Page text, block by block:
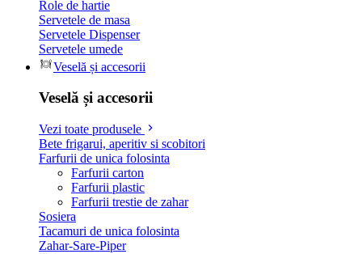
Role de hartie
Servetele de masa
Servetele Dispenser
Servetele umede
Veselă și accesorii
Veselă și accesorii
Vezi toate produsele
Bete frigarui, aperitiv si scobitori
Farfurii de unica folosinta
Farfurii carton
Farfurii plastic
Farfurii trestie de zahar
Sosiera
Tacamuri de unica folosinta
Zahar-Sare-Piper